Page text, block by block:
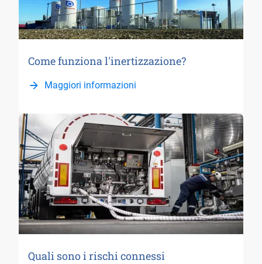
Come funziona l'inertizzazione?
Maggiori informazioni
Quali sono i rischi connessi